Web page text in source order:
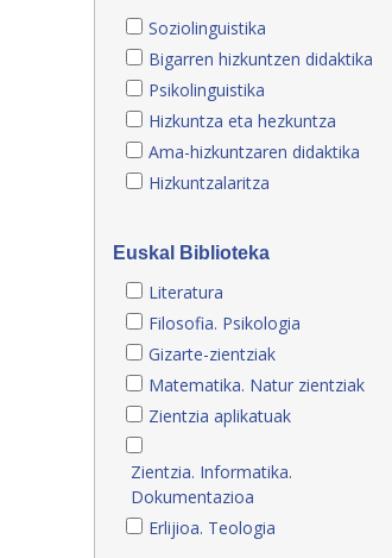
Soziolinguistika
Bigarren hizkuntzen didaktika
Psikolinguistika
Hizkuntza eta hezkuntza
Ama-hizkuntzaren didaktika
Hizkuntzalaritza
Euskal Biblioteka
Literatura
Filosofia. Psikologia
Gizarte-zientziak
Matematika. Natur zientziak
Zientzia aplikatuak
Zientzia. Informatika.
Dokumentazioa
Erlijioa. Teologia